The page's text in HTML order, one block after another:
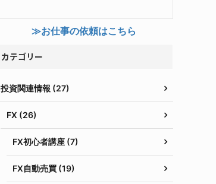
≫お仕事の依頼はこちら
カテゴリー
投資関連情報 (27)
FX (26)
FX初心者講座 (7)
FX自動売買 (19)